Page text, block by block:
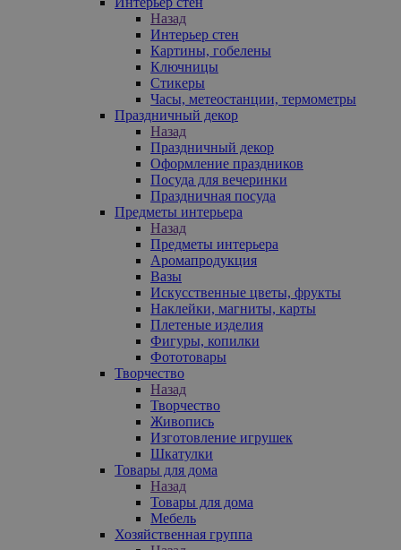
Назад
Интерьер стен
Картины, гобелены
Ключницы
Стикеры
Часы, метеостанции, термометры
Праздничный декор
Назад
Праздничный декор
Оформление праздников
Посуда для вечеринки
Праздничная посуда
Предметы интерьера
Назад
Предметы интерьера
Аромапродукция
Вазы
Искусственные цветы, фрукты
Наклейки, магниты, карты
Плетеные изделия
Фигуры, копилки
Фототовары
Творчество
Назад
Творчество
Живопись
Изготовление игрушек
Шкатулки
Товары для дома
Назад
Товары для дома
Мебель
Хозяйственная группа